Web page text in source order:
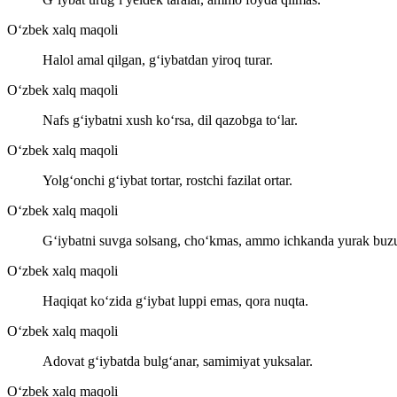
O‘zbek xalq maqoli
Halol amal qilgan, g‘iybatdan yiroq turar.
O‘zbek xalq maqoli
Nafs g‘iybatni xush ko‘rsa, dil qazobga to‘lar.
O‘zbek xalq maqoli
Yolg‘onchi g‘iybat tortar, rostchi fazilat ortar.
O‘zbek xalq maqoli
G‘iybatni suvga solsang, cho‘kmas, ammo ichkanda yurak
O‘zbek xalq maqoli
Haqiqat ko‘zida g‘iybat luppi emas, qora nuqta.
O‘zbek xalq maqoli
Adovat g‘iybatda bulg‘anar, samimiyat yuksalar.
O‘zbek xalq maqoli